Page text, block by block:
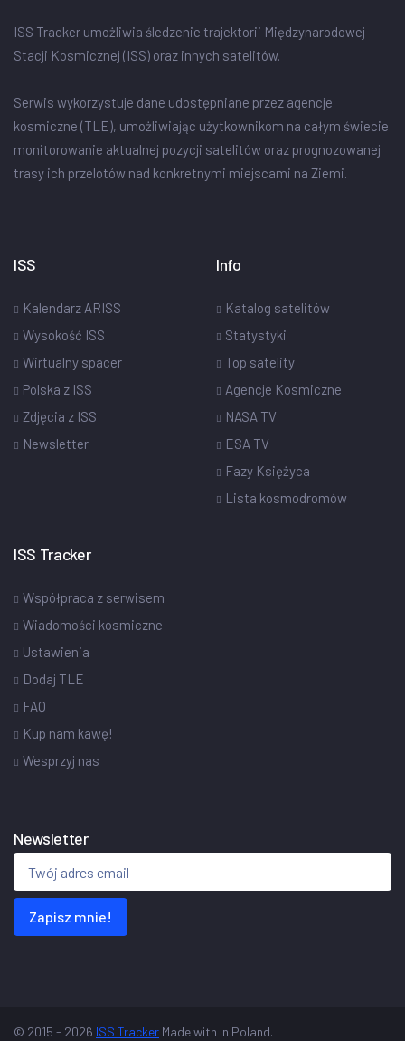
ISS Tracker umożliwia śledzenie trajektorii Międzynarodowej
Stacji Kosmicznej (ISS) oraz innych satelitów.
Serwis wykorzystuje dane udostępniane przez agencje
kosmiczne (TLE), umożliwiając użytkownikom na całym świecie
monitorowanie aktualnej pozycji satelitów oraz prognozowanej
trasy ich przelotów nad konkretnymi miejscami na Ziemi.
ISS
Kalendarz ARISS
Wysokość ISS
Wirtualny spacer
Polska z ISS
Zdjęcia z ISS
Newsletter
Info
Katalog satelitów
Statystyki
Top satelity
Agencje Kosmiczne
NASA TV
ESA TV
Fazy Księżyca
Lista kosmodromów
ISS Tracker
Współpraca z serwisem
Wiadomości kosmiczne
Ustawienia
Dodaj TLE
FAQ
Kup nam kawę!
Wesprzyj nas
Newsletter
Zapisz mnie!
© 2015 - 2026 ISS Tracker Made with in Poland.